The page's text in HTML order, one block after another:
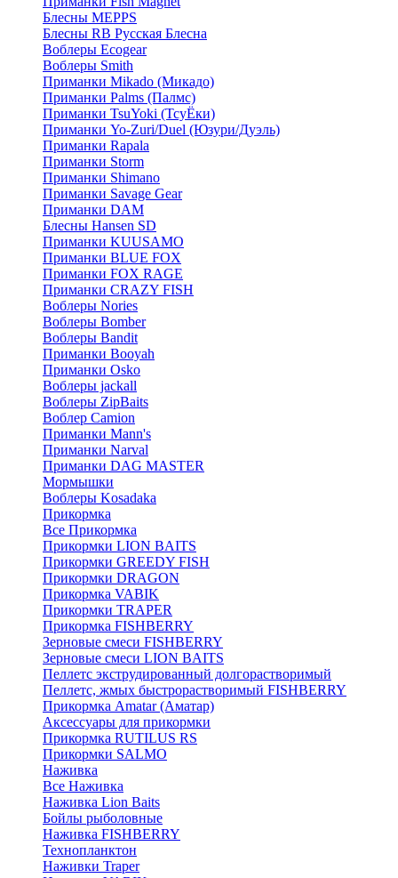
Блесны MEPPS
Блесны RB Русская Блесна
Воблеры Ecogear
Воблеры Smith
Приманки Mikado (Микадо)
Приманки Palms (Палмс)
Приманки TsuYoki (ТсуЁки)
Приманки Yo-Zuri/Duel (Юзури/Дуэль)
Приманки Rapala
Приманки Storm
Приманки Shimano
Приманки Savage Gear
Приманки DAM
Блесны Hansen SD
Приманки KUUSAMO
Приманки BLUE FOX
Приманки FOX RAGE
Приманки CRAZY FISH
Воблеры Nories
Воблеры Bomber
Воблеры Bandit
Приманки Booyah
Приманки Osko
Воблеры jackall
Воблеры ZipBaits
Воблер Camion
Приманки Mann's
Приманки Narval
Приманки DAG MASTER
Мормышки
Воблеры Kosadaka
Прикормка
Все Прикормка
Прикормки LION BAITS
Прикормки GREEDY FISH
Прикормки DRAGON
Прикормка VABIK
Прикормки TRAPER
Прикормка FISHBERRY
Зерновые смеси FISHBERRY
Зерновые смеси LION BAITS
Пеллетс экструдированный долгорастворимый
Пеллетс, жмых быстрорастворимый FISHBERRY
Прикормка Amatar (Аматар)
Аксессуары для прикормки
Прикормка RUTILUS RS
Прикормки SALMO
Наживка
Все Наживка
Наживка Lion Baits
Бойлы рыболовные
Наживка FISHBERRY
Технопланктон
Наживки Traper